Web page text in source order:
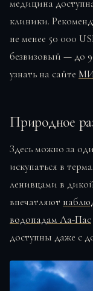
медицина
клиники.
не менее 50 000
безвизовый — до
узнать на сайте
Природное
Здесь можно за
искупаться в
ленивцами в
впечатляют
водопадам Ла-Пас
доступны даже с